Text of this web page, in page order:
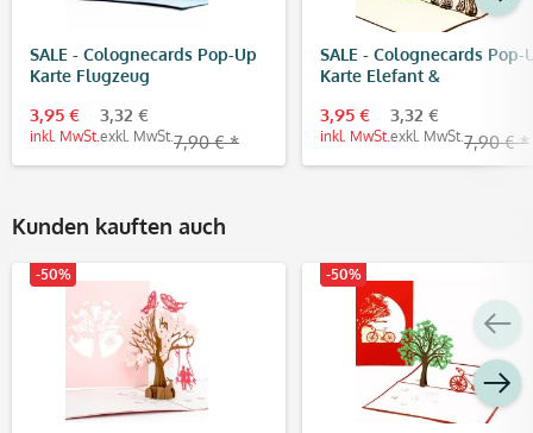
SALE - Colognecards Pop-Up
Karte Flugzeug
3,95 €
inkl. MwSt.
3,32 €
exkl. MwSt. 7,90 € *
SALE - Colognecards Pop-
Karte Elefant &
3,95 €
inkl. MwSt.
3,32 €
exkl. MwSt. 7,90 € *
Kunden kauften auch
-50% -50%